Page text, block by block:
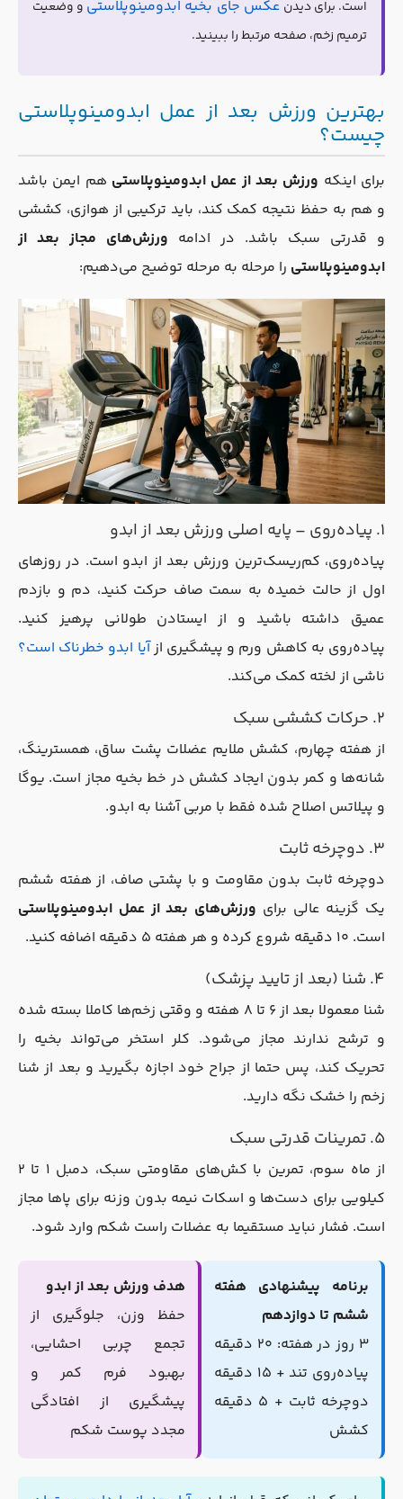
است. برای دیدنعکس جای بخیه ابدومینوپلاستیو وضعیت
ترمیم زخم، صفحه مرتبط را ببینید.
بهترین ورزش بعد از عمل ابدومینوپلاستی
چیست؟
برای اینکهورزش بعد از عمل ابدومینوپلاستیهم ایمن باشد
و هم به حفظ نتیجه کمک کند، باید ترکیبی از هوازی، کششی
و قدرتی سبک باشد. در ادامهورزش‌های مجاز بعد از
ابدومینوپلاستیرا مرحله به مرحله توضیح می‌دهیم:
پیاده‌روی، کم‌ریسک‌ترین ورزش بعد از ابدو است. در روزهای
اول از حالت خمیده به سمت صاف حرکت کنید، دم و بازدم
عمیق داشته باشید و از ایستادن طولانی پرهیز کنید.
پیاده‌روی به کاهش ورم و پیشگیری ازآیا ابدو خطرناک است؟
ناشی از لخته کمک می‌کند.
از هفته چهارم، کشش ملایم عضلات پشت ساق، همسترینگ،
شانه‌ها و کمر بدون ایجاد کشش در خط بخیه مجاز است. یوگا
و پیلاتس اصلاح شده فقط با مربی آشنا به ابدو.
دوچرخه ثابت بدون مقاومت و با پشتی صاف، از هفته ششم
یک گزینه عالی برایورزش‌های بعد از عمل ابدومینوپلاستی
است. ۱۰ دقیقه شروع کرده و هر هفته ۵ دقیقه اضافه کنید.
شنا معمولا بعد از ۶ تا ۸ هفته و وقتی زخم‌ها کاملا بسته شده
و ترشح ندارند مجاز می‌شود. کلر استخر می‌تواند بخیه را
تحریک کند، پس حتما از جراح خود اجازه بگیرید و بعد از شنا
زخم را خشک نگه دارید.
از ماه سوم، تمرین با کش‌های مقاومتی سبک، دمبل ۱ تا ۲
کیلویی برای دست‌ها و اسکات نیمه بدون وزنه برای پاها مجاز
است. فشار نباید مستقیما به عضلات راست شکم وارد شود.
برنامه پیشنهادی هفته
ششم تا دوازدهم
۳ روز در هفته: ۲۰ دقیقه
پیاده‌روی تند + ۱۵ دقیقه
دوچرخه ثابت + ۵ دقیقه
کشش
هدف ورزش بعد از ابدو
حفظ وزن، جلوگیری از
تجمع چربی احشایی،
بهبود فرم کمر و
پیشگیری از افتادگی
مجدد پوست شکم